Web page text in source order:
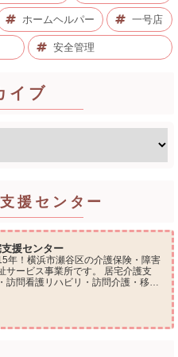
ホームヘルパー 一号店
安全管理
イブ
援センター
援センター
年！横浜市瀬谷区の介護保険・障害
サービス事業所です。 居宅介護支
訪問看護リハビリ・訪問介護・移動